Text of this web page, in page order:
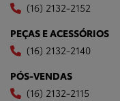
(16) 2132-2152
PEÇAS E ACESSÓRIOS
(16) 2132-2140
PÓS-VENDAS
(16) 2132-2115